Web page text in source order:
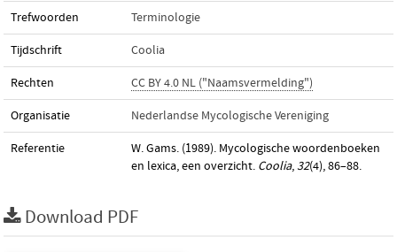
Trefwoorden Terminologie
Tijdschrift Coolia
Rechten CC BY 4.0 NL ("Naamsvermelding")
Organisatie Nederlandse Mycologische Vereniging
Referentie
W. Gams. (1989). Mycologische woordenboeken
en lexica, een overzicht. Coolia, 32(4), 86–88.
Download PDF